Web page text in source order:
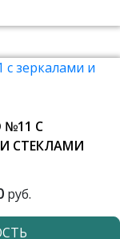
С
СТЕКЛАМИ
руб.